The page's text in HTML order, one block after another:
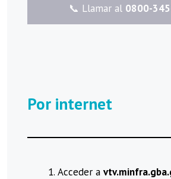
​📞 Llamar al 0800-
Por internet
Acceder a